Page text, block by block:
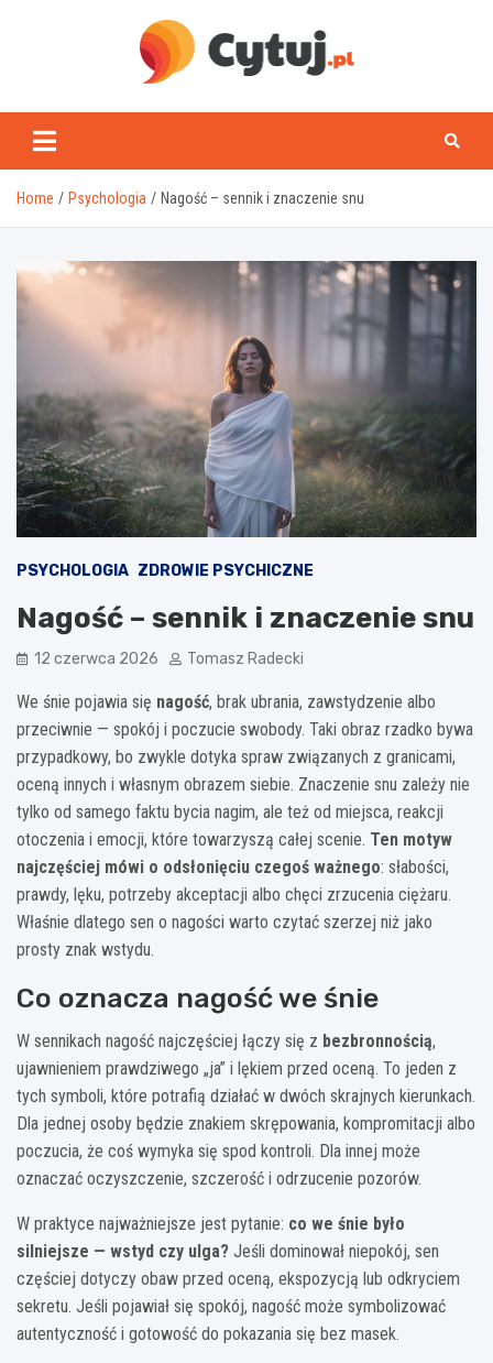
www.cytuj.pl
Home Psychologia Nagość – sennik i znaczenie snu
PSYCHOLOGIA ZDROWIE PSYCHICZNE
Nagość – sennik i znaczenie snu
12 czerwca 2026 Tomasz Radecki
We śnie pojawia się nagość, brak ubrania, zawstydzenie albo
przeciwnie — spokój i poczucie swobody. Taki obraz rzadko bywa
przypadkowy, bo zwykle dotyka spraw związanych z granicami,
oceną innych i własnym obrazem siebie. Znaczenie snu zależy nie
tylko od samego faktu bycia nagim, ale też od miejsca, reakcji
otoczenia i emocji, które towarzyszą całej scenie. Ten motyw
najczęściej mówi o odsłonięciu czegoś ważnego: słabości,
prawdy, lęku, potrzeby akceptacji albo chęci zrzucenia ciężaru.
Właśnie dlatego sen o nagości warto czytać szerzej niż jako
prosty znak wstydu.
Co oznacza nagość we śnie
W sennikach nagość najczęściej łączy się z bezbronnością,
ujawnieniem prawdziwego „ja” i lękiem przed oceną. To jeden z
tych symboli, które potrafią działać w dwóch skrajnych kierunkach.
Dla jednej osoby będzie znakiem skrępowania, kompromitacji albo
poczucia, że coś wymyka się spod kontroli. Dla innej może
oznaczać oczyszczenie, szczerość i odrzucenie pozorów.
W praktyce najważniejsze jest pytanie: co we śnie było
silniejsze — wstyd czy ulga? Jeśli dominował niepokój, sen
częściej dotyczy obaw przed oceną, ekspozycją lub odkryciem
sekretu. Jeśli pojawiał się spokój, nagość może symbolizować
autentyczność i gotowość do pokazania się bez masek.